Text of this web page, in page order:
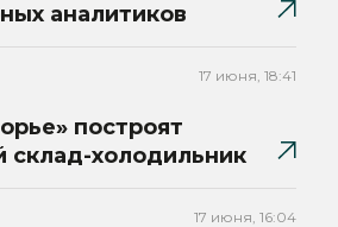
аналитиков
17 июня, 18:41
построят
склад-холодильник
17 июня, 16:04